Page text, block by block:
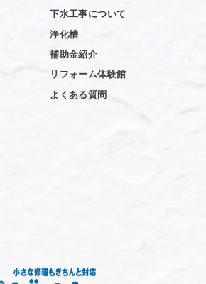
下水工事について
浄化槽
補助金紹介
リフォーム体験館
よくある質問